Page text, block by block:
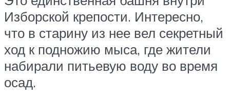
Изборской крепости. Интересно,
что в старину из нее вел секретный
ход к подножию мыса, где жители
набирали питьевую воду во время
осад.